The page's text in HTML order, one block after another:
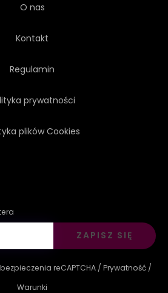
O nas
Kontakt
Regulamin
prywatności
plików Cookies
ZAPISZ SIĘ
reCAPTCHA / Prywatność /
Warunki